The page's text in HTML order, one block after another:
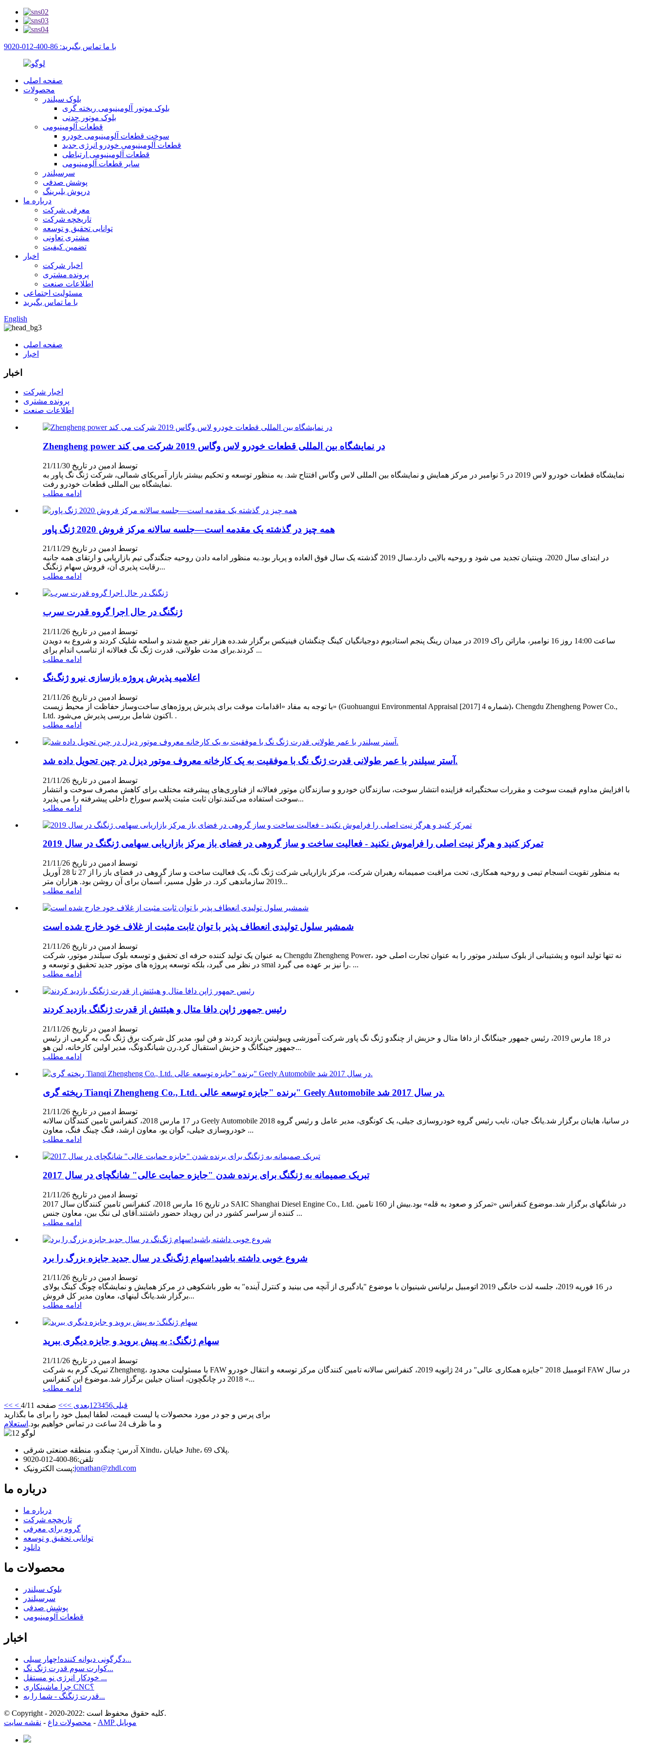
با ما تماس بگیرید: 86-400-012-9020
صفحه اصلی
محصولات
بلوک سیلندر
بلوک موتور آلومینیومی ریخته گری
بلوک موتور چدنی
قطعات آلومینیومی
سوخت قطعات آلومینیومی خودرو
قطعات آلومینیومی خودرو انرژی جدید
قطعات آلومینیومی ارتباطی
سایر قطعات آلومینیومی
سرسیلندر
پوشش صدفی
درپوش بلبرینگ
درباره ما
معرفی شرکت
تاریخچه شرکت
توانایی تحقیق و توسعه
مشتری تعاونی
تضمین کیفیت
اخبار
اخبار شرکت
پرونده مشتری
اطلاعات صنعت
مسئولیت اجتماعی
با ما تماس بگیرید
English
صفحه اصلی
اخبار
اخبار
اخبار شرکت
پرونده مشتری
اطلاعات صنعت
Zhengheng power در نمایشگاه بین المللی قطعات خودرو لاس وگاس 2019 شرکت می کند
توسط ادمین در تاریخ 21/11/30
نمایشگاه قطعات خودرو لاس 2019 در 5 نوامبر در مرکز همایش و نمایشگاه بین المللی لاس وگاس افتتاح شد. به منظور توسعه و تحکیم بیشتر بازار آمریکای شمالی، شرکت ژنگ نگ پاور به
نمایشگاه بین المللی قطعات خودرو رفت.
ادامه مطلب
همه چیز در گذشته یک مقدمه است—جلسه سالانه مرکز فروش 2020 ژنگ پاور
توسط ادمین در تاریخ 21/11/29
در ابتدای سال 2020، وینتیان تجدید می شود و روحیه بالایی دارد.سال 2019 گذشته یک سال فوق العاده و پربار بود.به منظور ادامه دادن روحیه جنگندگی تیم بازاریابی و ارتقای همه جانبه
رقابت پذیری آن، فروش سهام ژنگنگ...
ادامه مطلب
ژنگنگ در حال اجرا گروه قدرت سرب
توسط ادمین در تاریخ 21/11/26
ساعت 14:00 روز 16 نوامبر، ماراتن راک 2019 در میدان رینگ پنجم استادیوم دوجیانگیان کینگ چنگشان فینیکس برگزار شد.ده هزار نفر جمع شدند و اسلحه شلیک کردند و شروع به دویدن
کردند.برای مدت طولانی، قدرت ژنگ نگ فعالانه از تناسب اندام برای ...
ادامه مطلب
اعلامیه پذیرش پروژه بازسازی نیرو ژنگ‌نگ
توسط ادمین در تاریخ 21/11/26
با توجه به مفاد «اقدامات موقت برای پذیرش پروژه‌های ساخت‌وساز حفاظت از محیط زیست» (Guohuangui Environmental Appraisal [2017] شماره 4)، Chengdu Zhengheng Power Co.,
Ltd. اکنون شامل بررسی پذیرش می‌شود. .
ادامه مطلب
آستر سیلندر با عمر طولانی قدرت ژنگ نگ با موفقیت به یک کارخانه معروف موتور دیزل در چین تحویل داده شد.
توسط ادمین در تاریخ 21/11/26
با افزایش مداوم قیمت سوخت و مقررات سختگیرانه فزاینده انتشار سوخت، سازندگان خودرو و سازندگان موتور فعالانه از فناوری‌های پیشرفته مختلف برای کاهش مصرف سوخت و انتشار
سوخت استفاده می‌کنند.توان ثابت مثبت پلاسم سوراخ داخلی پیشرفته را می پذیرد...
ادامه مطلب
تمرکز کنید و هرگز نیت اصلی را فراموش نکنید - فعالیت ساخت و ساز گروهی در فضای باز مرکز بازاریابی سهامی ژنگنگ در سال 2019
توسط ادمین در تاریخ 21/11/26
به منظور تقویت انسجام تیمی و روحیه همکاری، تحت مراقبت صمیمانه رهبران شرکت، مرکز بازاریابی شرکت ژنگ نگ، یک فعالیت ساخت و ساز گروهی در فضای باز را از 27 تا 28 آوریل
2019 سازماندهی کرد. در طول مسیر، آسمان برای آن روشن بود. هزاران متر...
ادامه مطلب
شمشیر سلول تولیدی انعطاف پذیر با توان ثابت مثبت از غلاف خود خارج شده است
توسط ادمین در تاریخ 21/11/26
به عنوان یک تولید کننده حرفه ای تحقیق و توسعه بلوک سیلندر موتور، شرکت Chengdu Zhengheng Power، نه تنها تولید انبوه و پشتیبانی از بلوک سیلندر موتور را به عنوان تجارت اصلی خود
در نظر می گیرد، بلکه توسعه پروژه های موتور جدید تحقیق و توسعه و smal را نیز بر عهده می گیرد. ...
ادامه مطلب
رئيس جمهور ژاپن دافا متال و هيئتش از قدرت ژنگنگ بازديد كردند
توسط ادمین در تاریخ 21/11/26
در 18 مارس 2019، رئیس جمهور جینگانگ از دافا متال و حزبش از چنگدو ژنگ نگ پاور شرکت آموزشی ویبولیتین بازدید کردند و فن لیو، مدیر کل شرکت برق ژنگ نگ، به گرمی از رئیس
جمهور جینگانگ و حزبش استقبال کرد.رن شیانگدونگ، مدیر اولین کارخانه، لین هو...
ادامه مطلب
ریخته گری Tianqi Zhengheng Co., Ltd. برنده "جایزه توسعه عالی" Geely Automobile در سال 2017 شد.
توسط ادمین در تاریخ 21/11/26
در 17 مارس 2018، کنفرانس تامین کنندگان سالانه Geely Automobile 2018 در سانیا، هاینان برگزار شد.یانگ جیان، نایب رئیس گروه خودروسازی جیلی، یک کونگوی، مدیر عامل و رئیس گروه
خودروسازی جیلی، گوان یو، معاون ارشد، فنگ چینگ فنگ، معاون ...
ادامه مطلب
تبریک صمیمانه به ژنگنگ برای برنده شدن "جایزه حمایت عالی" شانگچای در سال 2017
توسط ادمین در تاریخ 21/11/26
در تاریخ 16 مارس 2018، کنفرانس تامین کنندگان سال 2017 SAIC Shanghai Diesel Engine Co., Ltd. در شانگهای برگزار شد.موضوع کنفرانس «تمرکز و صعود به قله» بود.بیش از 160 تامین
کننده از سراسر کشور در این رویداد حضور داشتند.آقای لی ننگ بین، معاون جنس ...
ادامه مطلب
شروع خوبی داشته باشید!سهام ژنگ‌نگ در سال جدید جایزه بزرگ را برد
توسط ادمین در تاریخ 21/11/26
در 16 فوریه 2019، جلسه لذت خانگی 2019 اتومبیل برلیانس شینیوان با موضوع "یادگیری از آنچه می بینید و کنترل آینده" به طور باشکوهی در مرکز همایش و نمایشگاه چونگ کینگ یولای
برگزار شد.یانگ لینهای، معاون مدیر کل فروش...
ادامه مطلب
سهام ژنگنگ: به پیش بروید و جایزه دیگری ببرید
توسط ادمین در تاریخ 21/11/26
تبریک گرم به شرکت Zhengheng، با مسئولیت محدود FAW اتومبیل 2018 "جایزه همکاری عالی" در 24 ژانویه 2019، کنفرانس سالانه تامین کنندگان مرکز توسعه و انتقال خودرو FAW در سال
2018 در چانگچون، استان جیلین برگزار شد.موضوع این کنفرانس «...
ادامه مطلب
<< < قبلی 1 23456 بعدی >>> صفحه 4/11
برای پرس و جو در مورد محصولات یا لیست قیمت، لطفا ایمیل خود را برای ما بگذارید
و ما ظرف 24 ساعت در تماس خواهیم بود.
استعلام
آدرس: چنگدو، منطقه صنعتی شرقی Xindu، خیابان Juhe، پلاک 69.
تلفن:86-400-012-9020
پست الکترونیک:jonathan@zhdl.com
درباره ما
درباره ما
تاریخچه شرکت
گروه برای معرفی
توانایی تحقیق و توسعه
دانلود
محصولات ما
بلوک سیلندر
سرسیلندر
پوشش صدفی
قطعات آلومینیومی
اخبار
دگرگونی دیوانه کننده!چهار سیلی...
کوارت سوم قدرت ژنگ نگ...
خودکار انرژی نو مستقل ...
چرا ماشینکاری CNC؟
قدرت ژنگنگ - شما را به...
© Copyright - 2020-2022: کلیه حقوق محفوظ است.
محصولات داغ - نقشه سایت - AMP موبایل